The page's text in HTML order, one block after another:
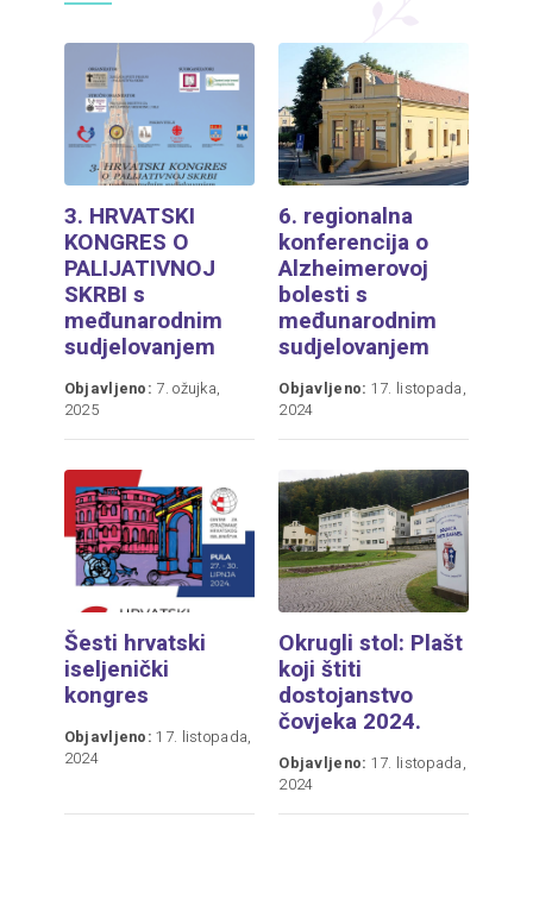
3. HRVATSKI
KONGRES O
PALIJATIVNOJ
SKRBI s
međunarodnim
sudjelovanjem
Objavljeno: 7. ožujka,
2025
6. regionalna
konferencija o
Alzheimerovoj
bolesti s
međunarodnim
sudjelovanjem
Objavljeno: 17. listopada,
2024
Šesti hrvatski
iseljenički
kongres
Objavljeno: 17. listopada,
2024
Okrugli stol: Plašt
koji štiti
dostojanstvo
čovjeka 2024.
Objavljeno: 17. listopada,
2024